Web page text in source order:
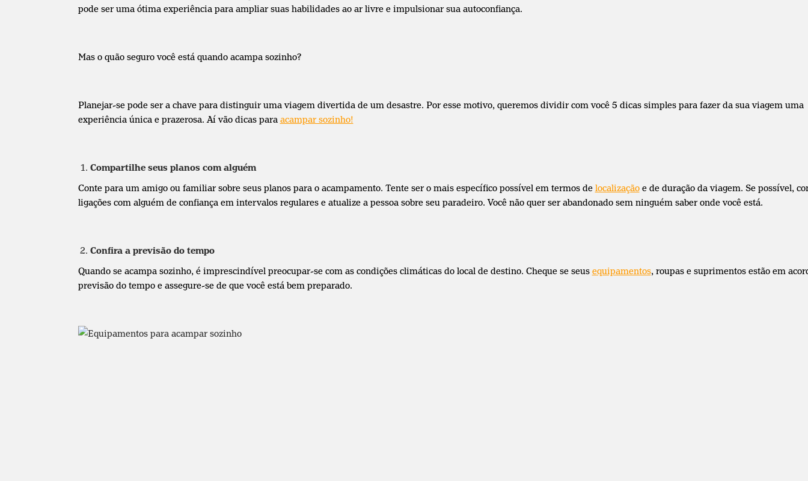
pode ser uma ótima experiência para ampliar suas habilidades ao ar livre e impulsionar sua autoconfiança.
Mas o quão seguro você está quando acampa sozinho?
Planejar-se pode ser a chave para distinguir uma viagem divertida de um desastre. Por esse motivo, queremos dividir com você 5 dicas simples para fazer da sua viagem uma
experiência única e prazerosa. Aí vão dicas para acampar sozinho!
Compartilhe seus planos com alguém
Conte para um amigo ou familiar sobre seus planos para o acampamento. Tente ser o mais específico possível em termos de localizaçãoe de duração da viagem. Se possível,
ligações com alguém de confiança em intervalos regulares e atualize a pessoa sobre seu paradeiro. Você não quer ser abandonado sem ninguém saber onde você está.
Confira a previsão do tempo
Quando se acampa sozinho, é imprescindível preocupar-se com as condições climáticas do local de destino. Cheque se seus equipamentos, roupas e suprimentos estão em
previsão do tempo e assegure-se de que você está bem preparado.